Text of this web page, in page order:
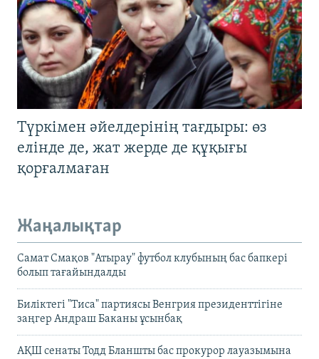
Түркімен әйелдерінің тағдыры: өз
елінде де, жат жерде де құқығы
қорғалмаған
Жаңалықтар
Самат Смақов "Атырау" футбол клубының бас бапкері
болып тағайындалды
Биліктегі "Тиса" партиясы Венгрия президенттігіне
заңгер Андраш Баканы ұсынбақ
АҚШ сенаты Тодд Бланшты бас прокурор лауазымына